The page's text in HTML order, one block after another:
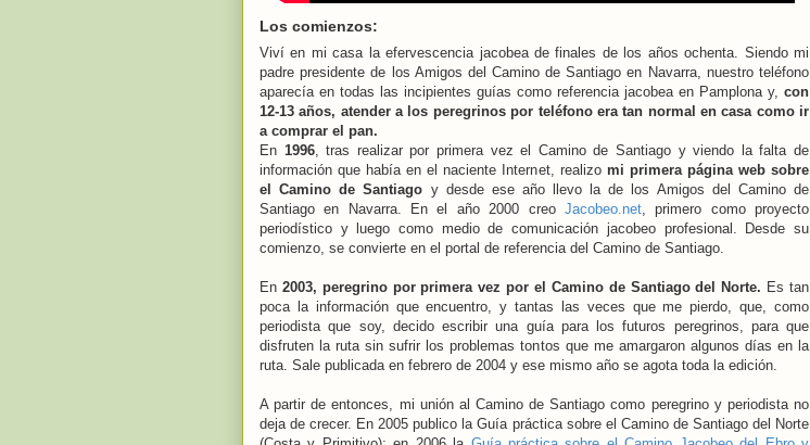
Los comienzos:
Viví en mi casa la efervescencia jacobea de finales de los años ochenta. Siendo mi
padre presidente de los Amigos del Camino de Santiago en Navarra, nuestro teléfono
aparecía en todas las incipientes guías como referencia jacobea en Pamplona y, con
12-13 años, atender a los peregrinos por teléfono era tan normal en casa como ir
a comprar el pan.
En 1996, tras realizar por primera vez el Camino de Santiago y viendo la falta de
información que había en el naciente Internet, realizo mi primera página web sobre
el Camino de Santiago y desde ese año llevo la de los Amigos del Camino de
Santiago en Navarra. En el año 2000 creo Jacobeo.net, primero como proyecto
periodístico y luego como medio de comunicación jacobeo profesional. Desde su
comienzo, se convierte en el portal de referencia del Camino de Santiago.
En 2003, peregrino por primera vez por el Camino de Santiago del Norte. Es tan
poca la información que encuentro, y tantas las veces que me pierdo, que, como
periodista que soy, decido escribir una guía para los futuros peregrinos, para que
disfruten la ruta sin sufrir los problemas tontos que me amargaron algunos días en la
ruta. Sale publicada en febrero de 2004 y ese mismo año se agota toda la edición.
A partir de entonces, mi unión al Camino de Santiago como peregrino y periodista no
deja de crecer. En 2005 publico la Guía práctica sobre el Camino de Santiago del Norte